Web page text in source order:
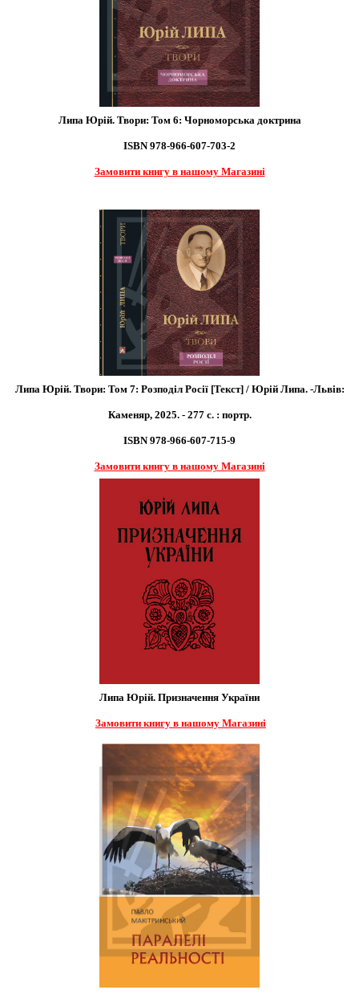
Липа Юрій. Твори: Том 6: Чорноморська доктрина
ISBN 978-966-607-703-2
Замовити книгу в нашому Магазині
Липа Юрій. Твори: Том 7: Розподіл Росії [Текст] / Юрій Липа. -Львів:
Каменяр, 2025. - 277 с. : портр.
ISBN 978-966-607-715-9
Замовити книгу в нашому Магазині
Липа Юрій. Призначення України
Замовити книгу в нашому Магазині